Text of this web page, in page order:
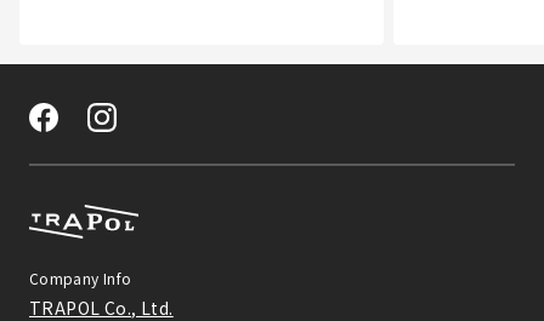
Company Info
TRAPOL Co., Ltd.